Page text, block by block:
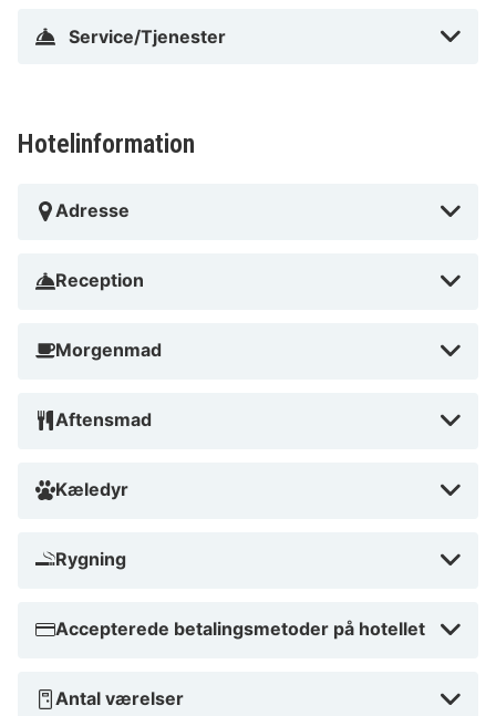
Service/Tjenester
Hotelinformation
Adresse
Reception
Morgenmad
Aftensmad
Kæledyr
Rygning
Accepterede betalingsmetoder på hotellet
Antal værelser